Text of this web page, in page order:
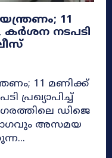
11
കർശന നടപടി
11 മണിക്ക്
പ്രഖ്യാപിച്ച്
അസമയ